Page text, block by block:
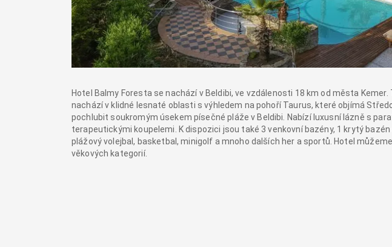
Hotel Balmy Foresta se nachází v Beldibi, ve vzdálenosti 18 km od města
nachází v klidné lesnaté oblasti s výhledem na pohoří Taurus, které objímá
pochlubit soukromým úsekem písečné pláže v Beldibi. Nabízí luxusní lázně s
terapeutickými koupelemi. K dispozici jsou také 3 venkovní bazény, 1 krytý
plážový volejbal, basketbal, minigolf a mnoho dalších her a sportů. Hotel
věkových kategorií.